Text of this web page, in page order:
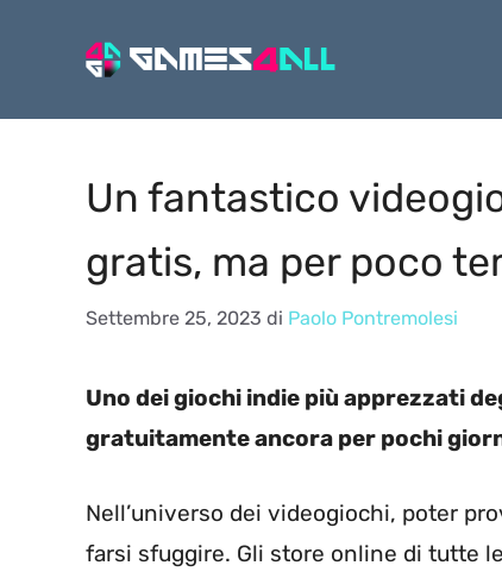
Un fantastico
gratis, ma per poco
Settembre 25, 2023 di Paolo Pontremolesi
Uno dei giochi indie più apprezzati
gratuitamente ancora per pochi
Nell’universo dei videogiochi, poter
farsi sfuggire. Gli store online di tutte